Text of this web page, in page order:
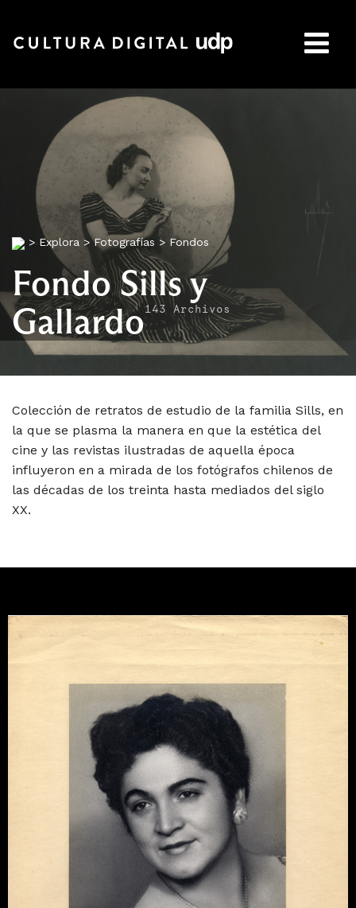
> Explora >Fotografías > Fondos
Fondo Sills y
Gallardo143 Archivos
Colección de retratos de estudio de la familia Sills, en
la que se plasma la manera en que la estética del
cine y las revistas ilustradas de aquella época
influyeron en a mirada de los fotógrafos chilenos de
las décadas de los treinta hasta mediados del siglo
XX.